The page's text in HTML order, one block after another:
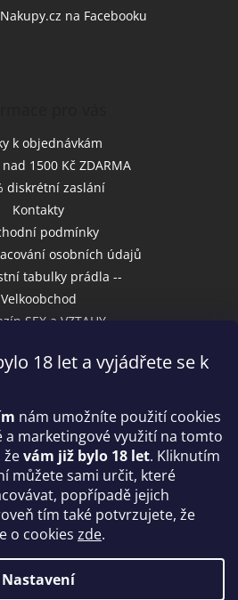
18 let a vyjádřete se k
nám umožníte použití cookies
a marketingové využití na tomto
ževám již bylo 18 let. Kliknutím
můžete sami určit, které
popřípadě jejich
tím také potvrzujete, že
o cookies zde.
Nastavení
na Facebooku
k objednávkám
1500 Kč ZDARMA
diskrétní zaslání
Kontakty
podmínky
osobních údajů
tabulky prádla --
Velkoobchod
SEX a VZTAHY
online platby